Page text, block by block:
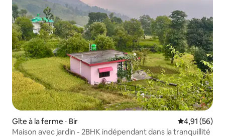
Gîte à la ferme ⋅ Bir Évaluation
4,91 (56)
Maison avec jardin - 2BHK indépendant dans la tranquillité